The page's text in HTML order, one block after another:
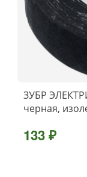
ЗУБР
черная,
133 ₽